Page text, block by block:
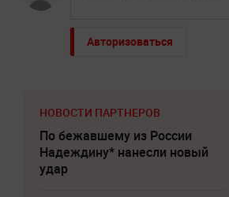
Авторизоваться
НОВОСТИ ПАРТНЕРОВ
По бежавшему из России
Надеждину* нанесли новый
удар